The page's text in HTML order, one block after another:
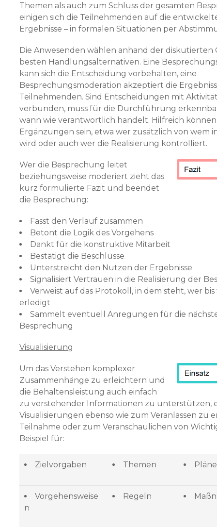
Themen als auch zum Schluss der gesamten
einigen sich die Teilnehmenden auf die
Ergebnisse – in formalen Situationen per
Die Anwesenden wählen anhand der diskutierten
besten Handlungsalternativen. Eine
kann sich die Entscheidung vorbehalten, eine
Besprechungsmoderation akzeptiert die
Teilnehmenden. Sind Ent­scheidungen mit
verbunden, muss für die Durchführung
wann wie verantwortlich handelt. Hilfreich können
Ergänzungen sein, etwa wer zusätzlich von wem
wird oder auch wer die Realisierung kontrolliert.
Wer die Besprechung leitet
beziehungsweise moderiert zieht das
kurz formulierte Fazit und beendet
die Be­sprechung:
Fasst den Verlauf zusammen
Betont die Logik des Vorgehens
Dankt für die konstruktive Mitarbeit
Bestätigt die Beschlüsse
Unterstreicht den Nutzen der Ergebnisse
Signalisiert Vertrauen in die Realisierung der
Verweist auf das Protokoll, in dem steht, wer bis
erledigt
Sammelt eventuell Anregungen für die
Besprechung
Visualisierung
Um das Verstehen komplexer
Zusammenhänge zu er­leichtern und
die Behaltens­leistung auch einfach
zu verstehender Informationen zu unterstützen,
Visualisierungen ebenso wie zum Veranlassen zu
Teilnahme oder zum Veranschaulichen von
Beispiel für:
Zielvorgaben Themen Pläne
Vorgehensweise
n
Regeln